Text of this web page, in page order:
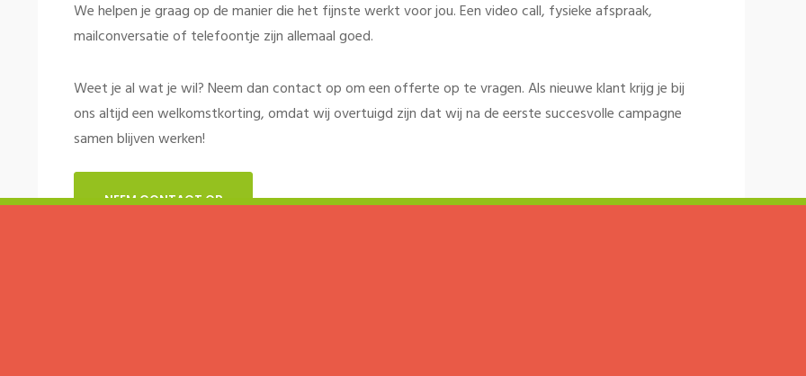
We helpen je graag op de manier die het fijnste werkt voor jou. Een video call, fysieke afspraak,
mailconversatie of telefoontje zijn allemaal goed.
Weet je al wat je wil? Neem dan contact op om een offerte op te vragen. Als nieuwe klant krijg je bij
ons altijd een welkomstkorting, omdat wij overtuigd zijn dat wij na de eerste succesvolle campagne
samen blijven werken!
NEEM CONTACT OP